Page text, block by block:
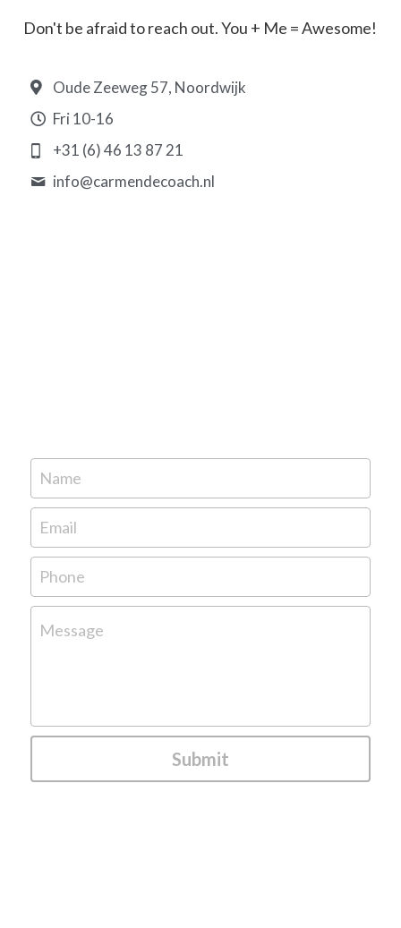
Don't be afraid to reach out. You + Me = Awesome!
Oude Zeeweg 57, Noordwijk
Fri 10-16
+31 (6) 46 13 87 21
info@carmendecoach.nl
Name
Email
Phone
Message
Submit